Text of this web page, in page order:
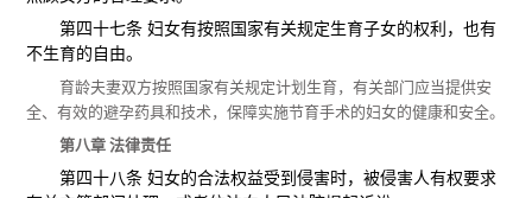
第四十七条 妇女有按照国家有关规定生育子女的权利，也有
不生育的自由。
育龄夫妻双方按照国家有关规定计划生育，有关部门应当提供安
全、有效的避孕药具和技术，保障实施节育手术的妇女的健康和安全。
第八章 法律责任
第四十八条 妇女的合法权益受到侵害时，被侵害人有权要求